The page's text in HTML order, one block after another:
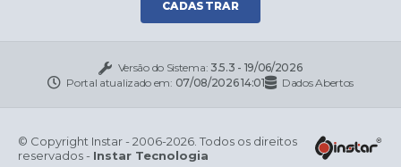
CADASTRAR
Versão do Sistema: 3.5.3 - 19/06/2026
Portal atualizado em: 07/08/2026 14:01 Dados Abertos
© Copyright Instar - 2006-2026. Todos os direitos
reservados - Instar Tecnologia